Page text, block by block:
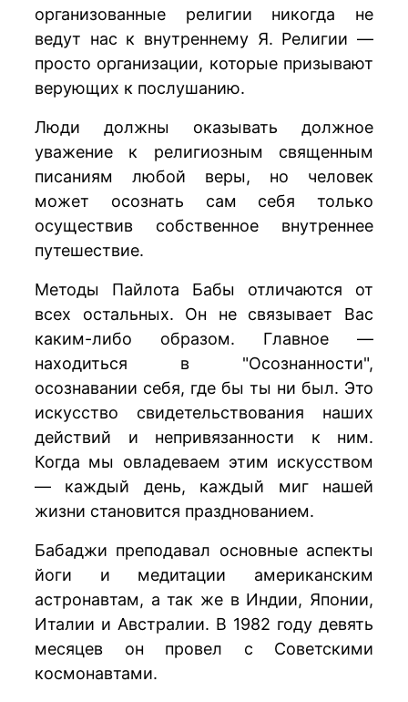
организованные религии никогда не
ведут нас к внутреннему Я. Религии —
просто организации, которые призывают
верующих к послушанию.
Люди должны оказывать должное
уважение к религиозным священным
писаниям любой веры, но человек
может осознать сам себя только
осуществив собственное внутреннее
путешествие.
Методы Пайлота Бабы отличаются от
всех остальных. Он не связывает Вас
каким-либо образом. Главное —
находиться в "Осознанности",
осознавании себя, где бы ты ни был. Это
искусство свидетельствования наших
действий и непривязанности к ним.
Когда мы овладеваем этим искусством
— каждый день, каждый миг нашей
жизни становится празднованием.
Бабаджи преподавал основные аспекты
йоги и медитации американским
астронавтам, а так же в Индии, Японии,
Италии и Австралии. В 1982 году девять
месяцев он провел с Советскими
космонавтами.